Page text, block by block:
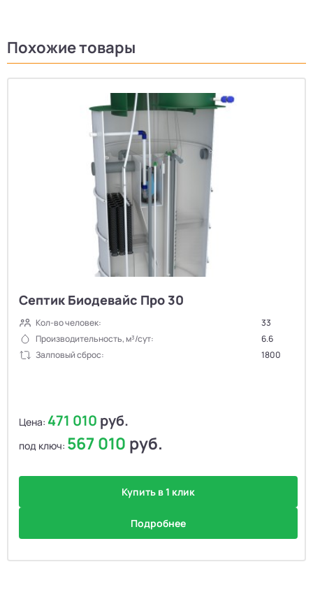
Похожие товары
Септик Биодевайс Про 30
Кол-во человек:
33
Производительность, м³/сут:
6.6
Залповый сброс:
1800
Цена: 471 010 руб.
под ключ: 567 010 руб.
Купить в 1 клик
Подробнее